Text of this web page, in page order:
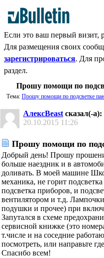
Если это ваш первый визит,
Для размещения своих
зарегистрироваться. Для
раздел.
Прошу помощи по
Тема: Прошу помощи по подсветке
АлексBeast сказал(-а):
20.10.2015 11:26
Прошу помощи по
Добрый день! Прошу
больше наездник и в
доливать. В моей машине
механика, не горит
подсветка приборов, и
вентилятором и т.д.
подушки и прочее) при
Запутался в схеме
сервисной книжке (это
т.числе и на соседние
посмотреть, или направьте
Спасибо всем!